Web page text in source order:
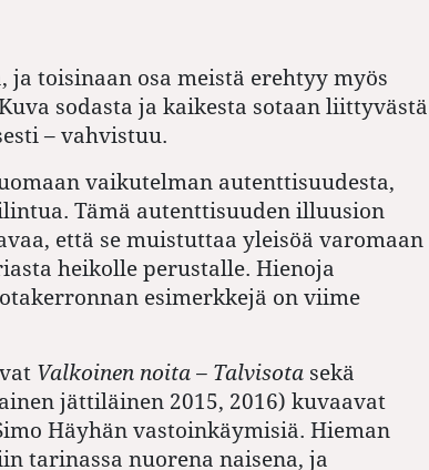
toisinaan osa meistä erehtyy myös
sodasta ja kaikesta sotaan liittyvästä
– vahvistuu.
vaikutelman autenttisuudesta,
Tämä autenttisuuden illuusion
että se muistuttaa yleisöä varomaan
heikolle perustalle. Hienoja
esimerkkejä on viime
Valkoinen noita – Talvisota sekä
jättiläinen 2015, 2016) kuvaavat
Häyhän vastoinkäymisiä. Hieman
tarinassa nuorena naisena, ja